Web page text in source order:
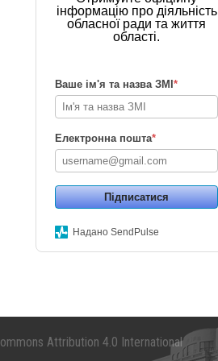
інформацію про діяльність
обласної ради та життя
області.
Ваше ім'я та назва ЗМІ*
Електронна пошта*
Підписатися
Надано SendPulse
Attribution 4.0 International